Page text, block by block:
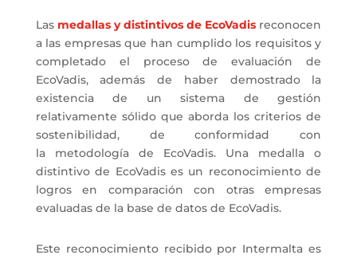
Las medallas y distintivos de EcoVadis reconocen
a las empresas que han cumplido los requisitos y
completado el proceso de evaluación de
EcoVadis, además de haber demostrado la
existencia de un sistema de gestión
relativamente sólido que aborda los criterios de
sostenibilidad, de conformidad con
la metodología de EcoVadis. Una medalla o
distintivo de EcoVadis es un reconocimiento de
logros en comparación con otras empresas
evaluadas de la base de datos de EcoVadis.
Este reconocimiento recibido por Intermalta es